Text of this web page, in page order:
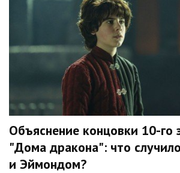
Объяснение концовки 10-го
"Дома дракона": что
и Эймондом?